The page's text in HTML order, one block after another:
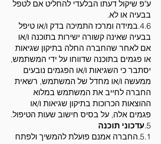
ע"פ שיקול דעתו הבלעדי להחליט אם לטפל
בבעיה או לא.
4.6.במידה ומרכז התמיכה בדק ו/או טיפל
בבעיה שאינה קשורה ישירות בתוכנה ו/או
אם לאחר שהחברה החלה בתיקון שגיאות
או פגמים בתוכנה שדווחו על ידי המשתמש,
יסתבר כי השגיאות ו/או הפגמים נובעים
ממעשה ו/או מחדל של המשתמש, רשאית
החברה לחייב את המשתמש במלוא
ההוצאות הכרוכות בתיקון שגיאות ו/או
פגמים אלה, על בסיס חישוב שעות הטיפול.
5. עדכוני תוכנה
5.1.החברה אמנם פועלת להמשיך ולפתח